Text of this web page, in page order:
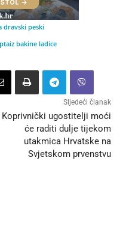
dravski peski
iz bakine ladice
Sljedeći članak
Koprivnički ugostitelji moći
će raditi dulje tijekom
utakmica Hrvatske na
Svjetskom prvenstvu